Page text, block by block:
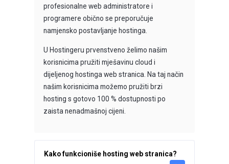
profesionalne web administratore i
programere obično se preporučuje
namjensko postavljanje hostinga.
U Hostingeru prvenstveno želimo našim
korisnicima pružiti mješavinu cloud i
dijeljenog hostinga web stranica. Na taj način
našim korisnicima možemo pružiti brzi
hosting s gotovo 100 % dostupnosti po
zaista nenadmašnoj cijeni.
Kako funkcioniše hosting web stranica?